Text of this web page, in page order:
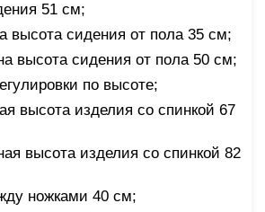
51 см;
высота сидения от пола 35 см;
высота сидения от пола 50 см;
по высоте;
высота изделия со спинкой 67
высота изделия со спинкой 82
ножками 40 см;